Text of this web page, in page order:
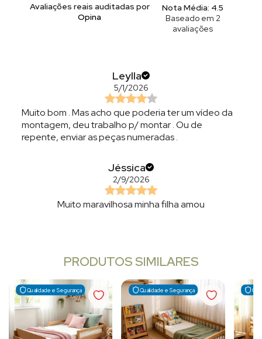
Avaliações reais auditadas por
Opina
Nota Média: 4.5
Baseado em 2
avaliações
Leylla
5/1/2026
Muito bom . Mas acho que poderia ter um vídeo da
montagem, deu trabalho p/ montar . Ou de
repente, enviar as peças numeradas .
Jéssica
2/9/2026
Muito maravilhosa minha filha amou
PRODUTOS SIMILARES
Qualidade e Segurança Qualidade e Segurança